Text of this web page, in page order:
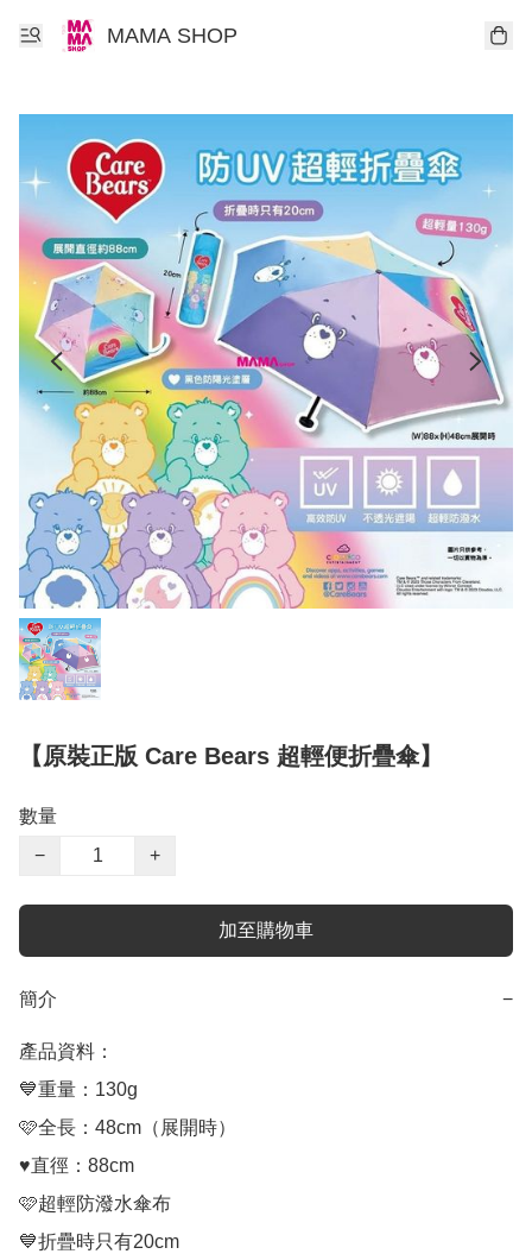
MAMA SHOP
【原裝正版 Care Bears 超輕便折疊傘】
數量
−
+
加至購物車
簡介 −
產品資料：
💙重量：130g
🩷全長：48cm（展開時）
♥️直徑：88cm
🩷超輕防潑水傘布
💙折疊時只有20cm